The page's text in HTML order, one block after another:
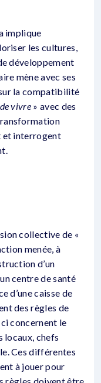
implique
les cultures,
développement
mène avec ses
la compatibilité
vivre » avec des
et interrogent
collective de «
menée, à
d’un
centre de santé
d’une caisse de
des règles de
concernent le
locaux, chefs
Ces différentes
à jouer pour